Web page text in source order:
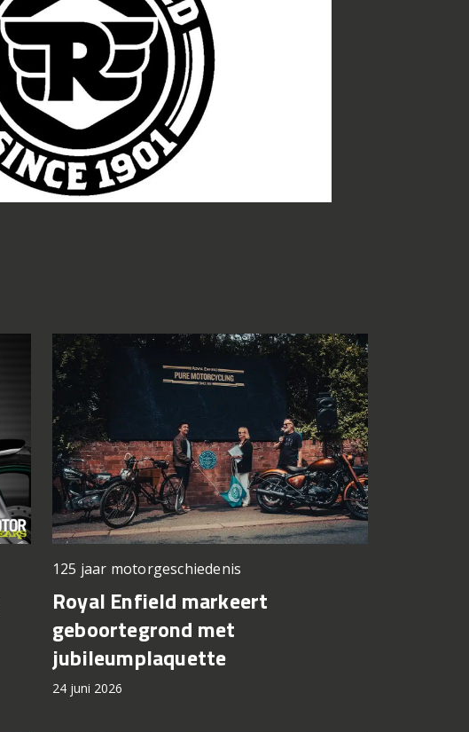
125 jaar motorgeschiedenis
Royal Enfield markeert
geboortegrond met
jubileumplaquette
24 juni 2026